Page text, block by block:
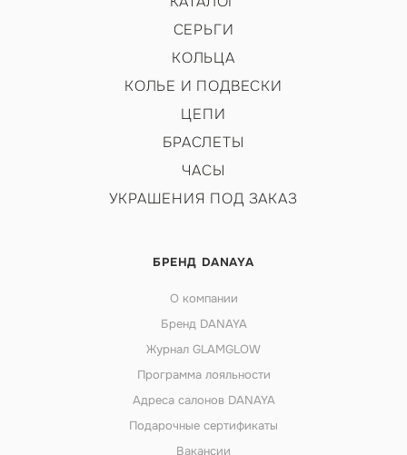
СЕРЬГИ
КОЛЬЦА
КОЛЬЕ И ПОДВЕСКИ
ЦЕПИ
БРАСЛЕТЫ
ЧАСЫ
УКРАШЕНИЯ ПОД ЗАКАЗ
БРЕНД DANAYA
О компании
Бренд DANAYA
Журнал GLAMGLOW
Программа лояльности
Адреса салонов DANAYA
Подарочные сертификаты
Вакансии